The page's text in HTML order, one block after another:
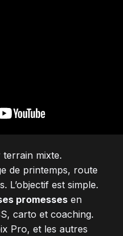
terrain mixte.
de printemps, route
L’objectif est simple.
promesses en
carto et coaching.
Pro, et les autres